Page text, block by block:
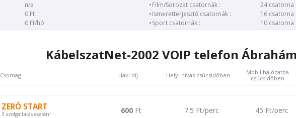
n/a
0 Ft
0 Ft/hó
Film/Sorozat csatornák :
24 csatorna
Ismeretterjesztő csatornák :
16 csatorna
Sport csatornák :
10 csatorna
KábelszatNet-2002 VOIP telefon
Csomag Havi díj Helyi hívás csúcsidőben
Mobil hálózatba
csúcsidőben
ZERÓ START
3 szolgáltatás esetén! 600Ft 7.5 Ft/perc 45 Ft/perc